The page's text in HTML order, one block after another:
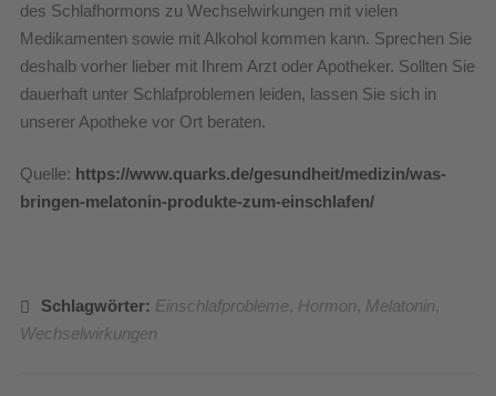
des Schlafhormons zu Wechselwirkungen mit vielen
Medikamenten sowie mit Alkohol kommen kann. Sprechen Sie
deshalb vorher lieber mit Ihrem Arzt oder Apotheker. Sollten Sie
dauerhaft unter Schlafproblemen leiden, lassen Sie sich in
unserer Apotheke vor Ort beraten.
Quelle: https://www.quarks.de/gesundheit/medizin/was-
bringen-melatonin-produkte-zum-einschlafen/
Schlagwörter: Einschlafprobleme, Hormon, Melatonin,
Wechselwirkungen